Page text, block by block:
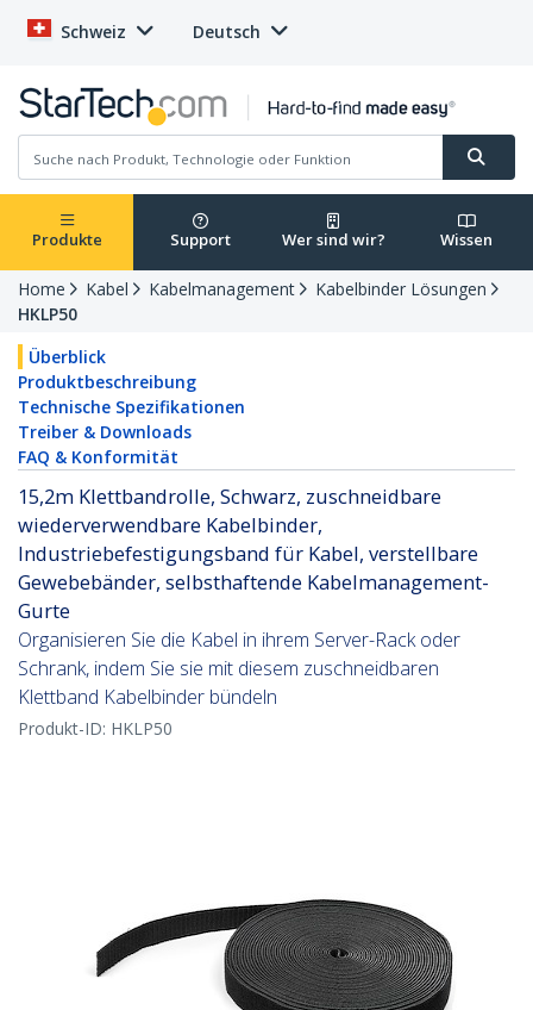
Schweiz Deutsch
Produkte Support Wer sind wir? Wissen
Home Kabel Kabelmanagement
Kabelbinder Lösungen
HKLP50
Überblick
Produktbeschreibung
Technische Spezifikationen
Treiber & Downloads
FAQ & Konformität
15,2m Klettbandrolle, Schwarz, zuschneidbare
wiederverwendbare Kabelbinder,
Industriebefestigungsband für Kabel, verstellbare
Gewebebänder, selbsthaftende Kabelmanagement-
Gurte
Organisieren Sie die Kabel in ihrem Server-Rack oder
Schrank, indem Sie sie mit diesem zuschneidbaren
Klettband Kabelbinder bündeln
Produkt-ID: HKLP50